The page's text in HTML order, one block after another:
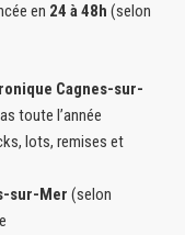
en 24 à 48h (selon
Cagnes-sur-
toute l’année
lots, remises et
sur-Mer (selon